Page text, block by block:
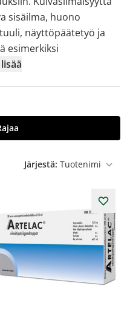
sisäilma, huono
näyttöpäätetyö ja
esimerkiksi
Järjestä: